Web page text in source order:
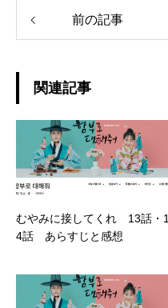
前の記事
関連記事
むやみに接してくれ 13話・1
4話 あらすじと感想